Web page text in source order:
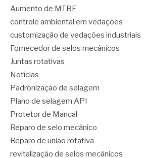
Aumento de MTBF
controle ambiental em vedações
customização de vedações industriais
Fornecedor de selos mecânicos
Juntas rotativas
Notícias
Padronização de selagem
Plano de selagem API
Protetor de Mancal
Reparo de selo mecânico
Reparo de união rotativa
revitalização de selos mecânicos